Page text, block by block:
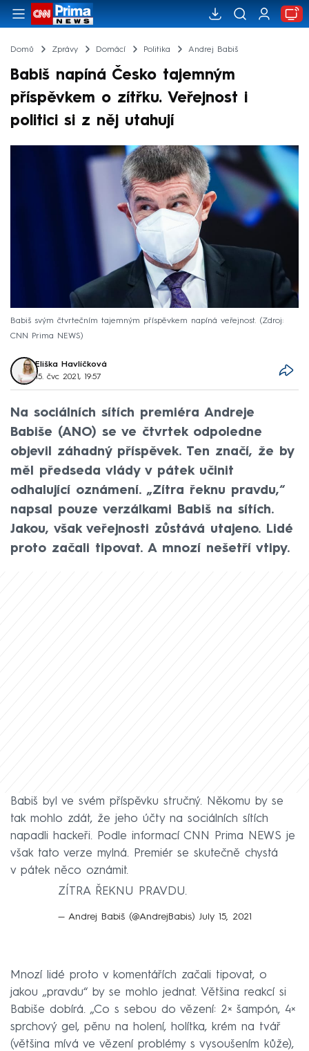
Domů Zprávy Domácí Politika Andrej Babiš
Babiš napíná Česko tajemným
příspěvkem o zítřku. Veřejnost i
politici si z něj utahují
Babiš svým čtvrtečním tajemným příspěvkem napíná veřejnost.
Zdroj:
CNN Prima NEWS
Eliška Havlíčková
15. čvc 2021, 19:57
Na sociálních sítích premiéra Andreje
Babiše (ANO) se ve čtvrtek odpoledne
objevil záhadný příspěvek. Ten značí, že by
měl předseda vlády v pátek učinit
odhalující oznámení. „Zítra řeknu pravdu,“
napsal pouze verzálkami Babiš na sítích.
Jakou, však veřejnosti zůstává utajeno. Lidé
proto začali tipovat. A mnozí nešetří vtipy.
Babiš byl ve svém příspěvku stručný. Někomu by se
tak mohlo zdát, že jeho účty na sociálních sítích
napadli hackeři. Podle informací CNN Prima NEWS je
však tato verze mylná. Premiér se skutečně chystá
v pátek něco oznámit.
ZÍTRA ŘEKNU PRAVDU.
— Andrej Babiš (@AndrejBabis) July 15, 2021
Mnozí lidé proto v komentářích začali tipovat, o
jakou „pravdu“ by se mohlo jednat. Většina reakcí si
Babiše dobírá. „Co s sebou do vězení: 2× šampón, 4×
sprchový gel, pěnu na holení, holítka, krém na tvář
(většina mívá ve vězení problémy s vysoušením kůže),